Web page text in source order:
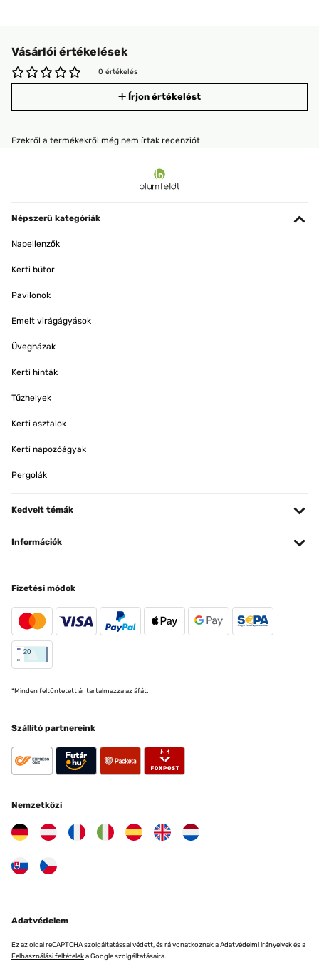
Vásárlói értékelések
0 értékelés
Írjon értékelést
Ezekről a termékekről még nem írtak recenziót
Népszerű kategóriák
Napellenzők
Kerti bútor
Pavilonok
Emelt virágágyások
Üvegházak
Kerti hinták
Tűzhelyek
Kerti asztalok
Kerti napozóágyak
Pergolák
Kedvelt témák
Információk
Fizetési módok
*Minden feltüntetett ár tartalmazza az áfát.
Szállító partnereink
Nemzetközi
Adatvédelem
Ez az oldal reCAPTCHA szolgáltatással védett, és rá vonatkoznak aAdatvédelmi irányelvekés a
Felhasználási feltételeka Google szolgáltatásaira.